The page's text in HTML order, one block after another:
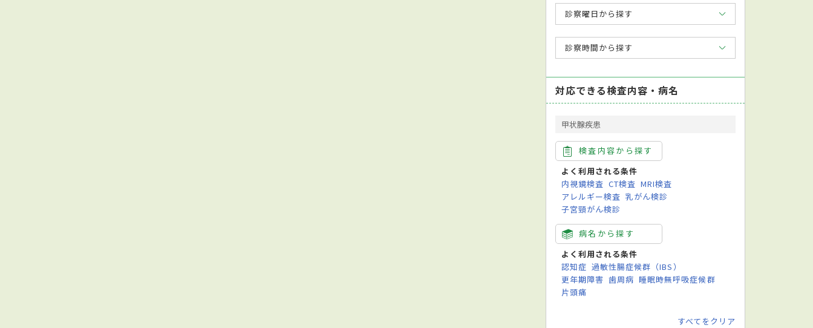
診察曜日から探す
診察時間から探す
対応できる検査内容・病名
甲状腺疾患
検査内容から探す
よく利用される条件
内視鏡検査 CT検査 MRI検査
アレルギー検査 乳がん検診
子宮頸がん検診
病名から探す
よく利用される条件
認知症 過敏性腸症候群（IBS）
更年期障害 歯周病 睡眠時無呼吸症候群
片頭痛
すべてをクリア